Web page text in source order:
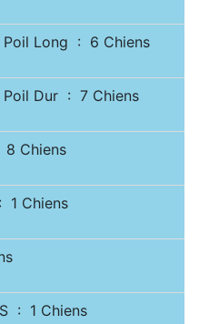
Poil Long : 6 Chiens
Poil Dur : 7 Chiens
8 Chiens
1 Chiens
: 1 Chiens